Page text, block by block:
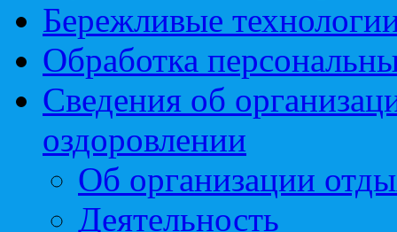
Бережливые
Обработка
Сведения об
оздоровлении
Об организации
Деятельность